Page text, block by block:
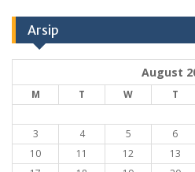
Arsip
August
M T W T
3
4 5 6
10
11 12 13